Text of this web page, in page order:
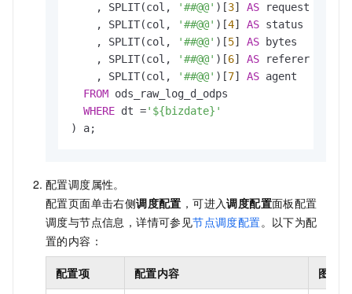
    , SPLIT(col,
'##@@' )[3] AS request
    , SPLIT(col,
'##@@' )[4] AS status
    , SPLIT(col,
'##@@' )[5] AS bytes
    , SPLIT(col,
'##@@' )[6] AS referer
    , SPLIT(col,
'##@@' )[7] AS agent
FROM ods_raw_log_d_odps
WHERE dt ='${bizdate}'
) a;
配置调度属性。
配置页面单击右侧调度配置 ，可进入调度配置面板配置
调度与节点信息，详情可参见节点调度配置。以下为配
置的内容：
配置项 配置内容 图示